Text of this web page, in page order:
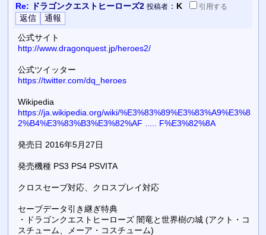
Re: ドラゴンクエストヒーローズ2 投稿者： K 引用する
公式サイト
http://www.dragonquest.jp/heroes2/
公式ツイッター
https://twitter.com/dq_heroes
Wikipedia
https://ja.wikipedia.org/wiki/%E3%83%89%E3%83%A9%E3%8
2%B4%E3%83%B3%E3%82%AF ..... F%E3%82%8A
発売日 2016年5月27日
発売機種 PS3 PS4 PSVITA
クロスセーブ対応、クロスプレイ対応
セーブデータ引き継ぎ特典
・ドラゴンクエストヒーローズ 闇竜と世界樹の城 (アクト・コ
スチューム、メーア・コスチューム)